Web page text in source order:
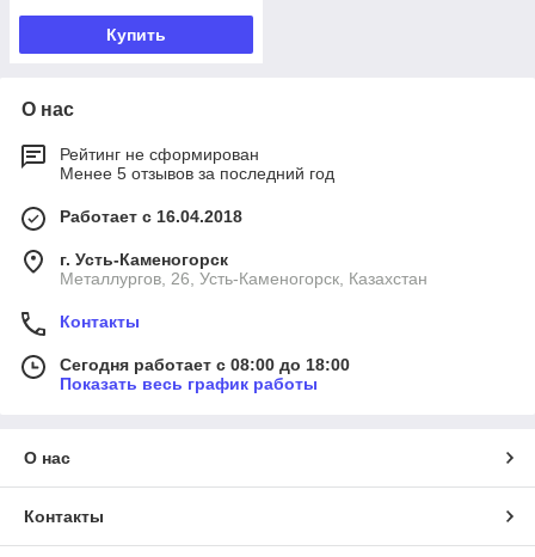
Купить
О нас
Рейтинг не сформирован
Менее 5 отзывов за последний год
Работает с 16.04.2018
г. Усть-Каменогорск
Металлургов, 26, Усть-Каменогорск, Казахстан
Контакты
Сегодня работает с 08:00 до 18:00
Показать весь график работы
О нас
Контакты